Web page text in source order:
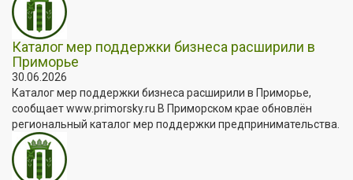
Каталог мер поддержки бизнеса расширили в
Приморье
30.06.2026
Каталог мер поддержки бизнеса расширили в Приморье,
сообщает www.primorsky.ru В Приморском крае обновлён
региональный каталог мер поддержки предпринимательства.